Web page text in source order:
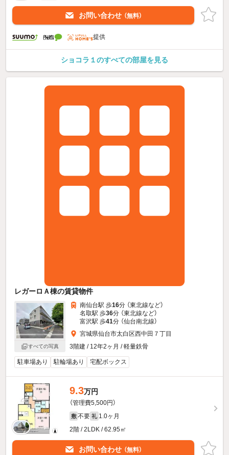
お問い合わせ （無料）
提供
ショコラ１のすべての部屋を見る
レガーロＡ棟の賃貸物件
すべての写真
南仙台駅 歩16分 （東北線など）
名取駅 歩36分 （東北線など）
富沢駅 歩41分 （仙台南北線）
宮城県仙台市太白区西中田７丁目
3階建 / 12年2ヶ月 / 軽量鉄骨
駐車場あり 駐輪場あり 宅配ボックス
9.3万円
（管理費5,500円）
敷 不要 礼 1.0ヶ月
2階 / 2LDK / 62.95㎡
お問い合わせ （無料）